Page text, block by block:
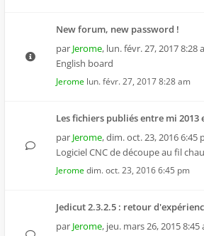
New forum, new password !
par Jerome, lun. févr. 27, 2017 8:28
English board
Jerome lun. févr. 27, 2017 8:28 am
Les fichiers publiés entre mi 2013
par Jerome,dim. oct. 23, 2016 6:45
Logiciel CNC de découpe au fil
Jeromedim. oct. 23, 2016 6:45 pm
Jedicut 2.3.2.5 : retour
par Jerome, jeu. mars 26, 2015 8:45